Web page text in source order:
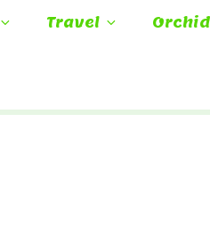
Travel